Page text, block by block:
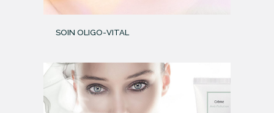
SOIN OLIGO-VITAL